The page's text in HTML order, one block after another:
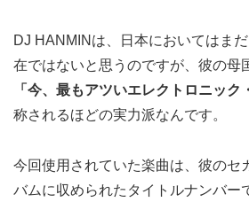
DJ HANMINは、日本においてはま
在ではないと思うのですが、彼の母
「今、最もアツいエレクトロニック
称されるほどの実力派なんです。
今回使用されていた楽曲は、彼のセ
バムに収められたタイトルナンバー